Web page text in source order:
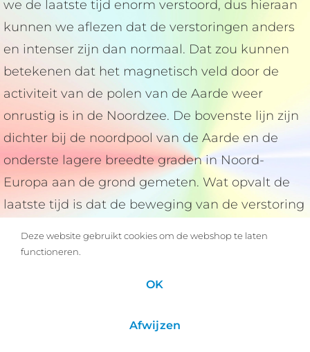
we de laatste tijd enorm verstoord, dus hieraan
kunnen we aflezen dat de verstoringen anders
en intenser zijn dan normaal. Dat zou kunnen
betekenen dat het magnetisch veld door de
activiteit van de polen van de Aarde weer
onrustig is in de Noordzee. De bovenste lijn zijn
dichter bij de noordpool van de Aarde en de
onderste lagere breedte graden in Noord-
Europa aan de grond gemeten. Wat opvalt de
laatste tijd is dat de beweging van de verstoring
sterker verstoord dan erboven. Dit wijst volgens
dat zou een verstoord veld kunnen zijn waarvan
Deze website gebruikt cookies om de webshop te laten
functioneren.
OK
Afwijzen